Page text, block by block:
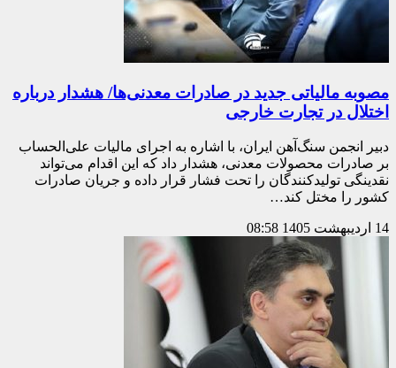
مصوبه مالیاتی جدید در صادرات معدنی‌ها/ هشدار درباره
اختلال در تجارت خارجی
دبیر انجمن سنگ‌آهن ایران، با اشاره به اجرای مالیات علی‌الحساب
بر صادرات محصولات معدنی، هشدار داد که این اقدام می‌تواند
نقدینگی تولیدکنندگان را تحت فشار قرار داده و جریان صادرات
کشور را مختل کند…
14 اردیبهشت 1405 08:58